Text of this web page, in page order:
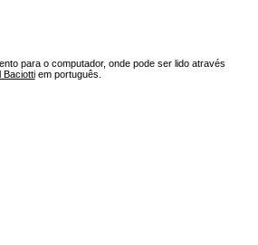
para o computador, onde pode ser lido através
Baciottiem português.